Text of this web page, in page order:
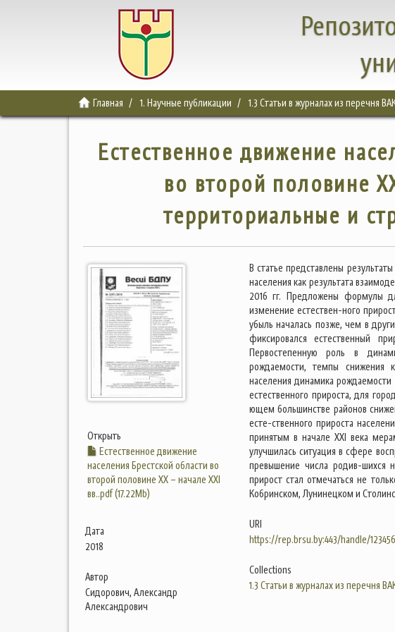
Главная 1. Научные публикации 1.3 Статьи в журналах из перечня
Естественное движение
во второй половине
территориальные и
Открыть
Естественное движение
населения Брестской области во
второй половине XX – начале XXI
вв..pdf (17.22Mb)
Дата
2018
Автор
Сидорович, Александр
Александрович
В статье представлены
населения как результата
2016 гг. Предложены формулы
изменение естествен-ного
убыль началась позже, чем в
фиксировался естественный
Первостепенную роль в
рождаемости, темпы снижения
населения динамика
естественного прироста, для
ющем большинстве районов
есте-ственного прироста
принятым в начале XXI века
улучшилась ситуация в сфере
превышение числа родив-шихся
прирост стал отмечаться не
Кобринском, Лунинецком и
URI
https://rep.brsu.by:443/handle/
Collections
1.3 Статьи в журналах из перечня